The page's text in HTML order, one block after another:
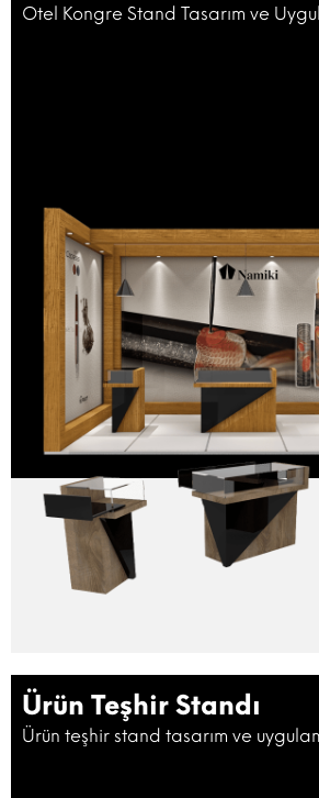
Otel Kongre Stand Tasarım ve
Ürün Teşhir Standı
Ürün teşhir stand tasarım ve